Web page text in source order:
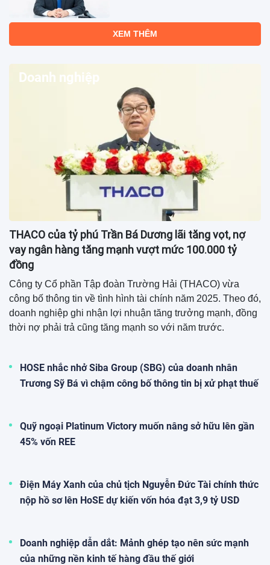
Tổng công ty Đường sắt Việt Nam
ghi nhận lãi sau thuế tăng đột biến
lên đến 151%
08:06 29/07/2026
OCB mở rộng giải pháp quản lý tài
sản dành cho khách hàng quốc tế
07:13 29/07/2026
Sở Xây dựng TP.HCM đề xuất nâng
trần thu nhập mua nhà ở xã hội lên
60 triệu/tháng
07:40 28/07/2026
Phạm Nhật Vượng nắm giữ 4,97%
vốn điều lệ LPBank
HOSE nhắc nhở Siba Group (SBG)
quản trị CC1
08:50 27/07/2026